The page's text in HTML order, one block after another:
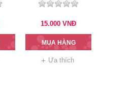
15.000 VNĐ
MUA HÀNG
Ưa thích